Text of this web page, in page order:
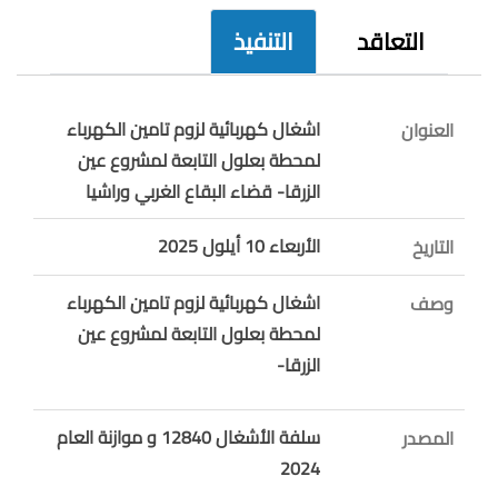
التعاقد
التنفيذ
العنوان
اشغال كهربائية لزوم تامين الكهرباء
لمحطة بعلول التابعة لمشروع عين
الزرقا- قضاء البقاع الغربي وراشيا
التاريخ
الأربعاء 10 أيلول 2025
وصف
اشغال كهربائية لزوم تامين الكهرباء
لمحطة بعلول التابعة لمشروع عين
الزرقا-
المصدر
سلفة الأشغال 12840 و موازنة العام
2024